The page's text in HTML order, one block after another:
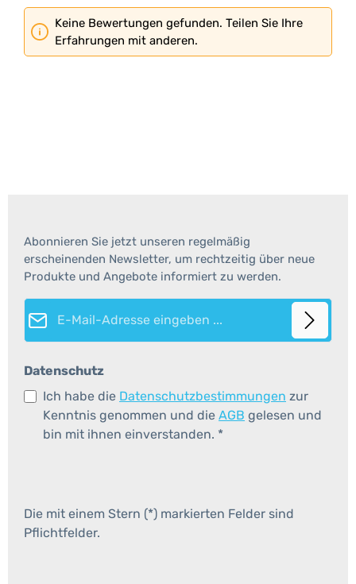
Keine Bewertungen gefunden. Teilen Sie Ihre
Erfahrungen mit anderen.
Abonnieren Sie jetzt unseren regelmäßig
erscheinenden Newsletter, um rechtzeitig über neue
Produkte und Angebote informiert zu werden.
E-Mail-Adresse*
Datenschutz
Ich habe die Datenschutzbestimmungen zur
Kenntnis genommen und die AGB gelesen und
bin mit ihnen einverstanden. *
Die mit einem Stern (*) markierten Felder sind
Pflichtfelder.